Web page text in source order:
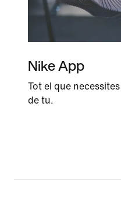
Nike App
Tot el que
de tu.